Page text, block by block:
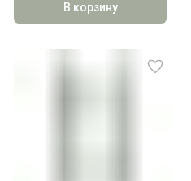
В корзину